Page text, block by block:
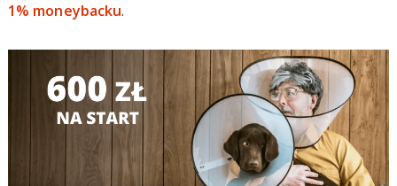
1% moneybacku.